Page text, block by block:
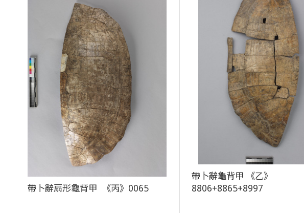
帶卜辭龜背甲 《乙》
8806+8865+8997
帶卜辭扇形龜背甲 《丙》0065